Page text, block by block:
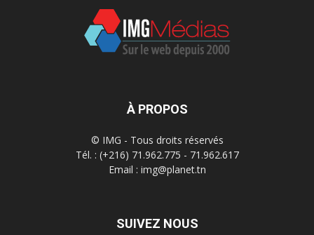
À PROPOS
© IMG - Tous droits réservés
Tél. : (+216) 71.962.775 - 71.962.617
Email : img@planet.tn
SUIVEZ NOUS